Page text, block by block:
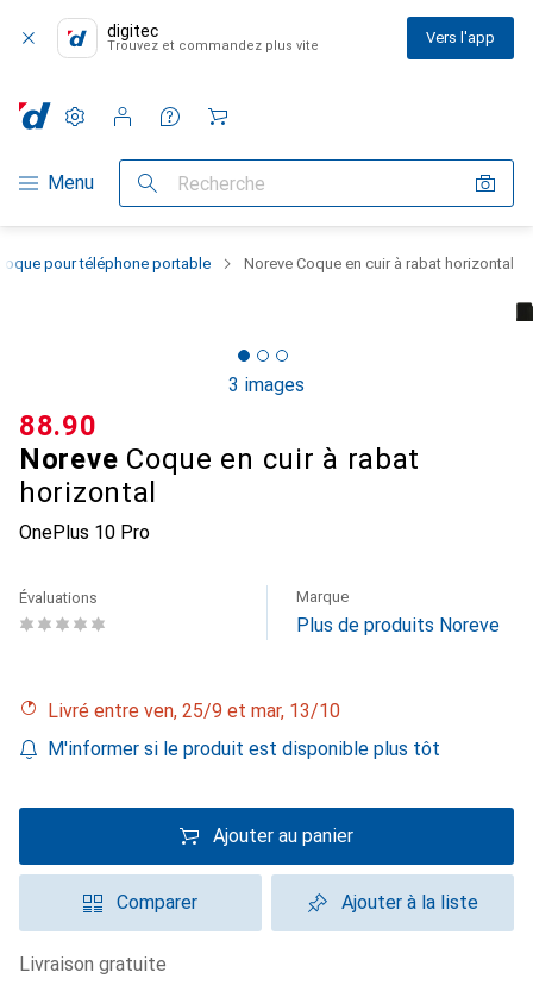
digitec
Trouvez et commandez plus vite Vers l'app
Navigation par catégorie
Menu Recherche
Paramètres
Compte client
Listes de comparaison
Listes d'envies
Panier
pour téléphone portable Noreve Coque en cuir à rabat horizontal
3 images
Noreve Coque en cuir à rabat
horizontal
OnePlus 10 Pro
CHF
88.90
Évaluations Marque
Plus de produits Noreve
Livré entre ven, 25/9 et mar, 13/10
M'informer si le produit est disponible plus tôt
Ajouter au panier
Comparer Ajouter à la liste
livraison gratuite